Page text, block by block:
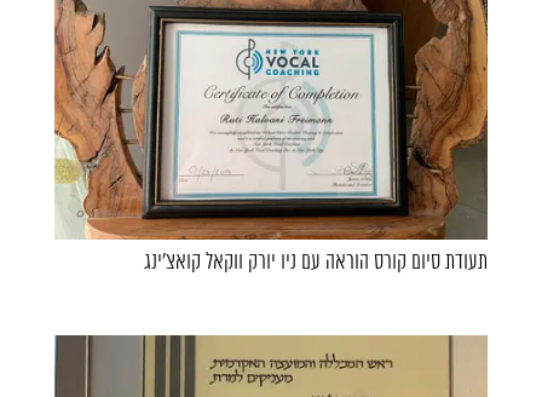
תעודת סיום קורס הוראה עם ניו יורק ווקאל קואצ’ינג